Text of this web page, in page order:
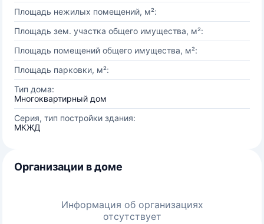
Площадь нежилых помещений, м²:
Площадь зем. участка общего имущества, м²:
Площадь помещений общего имущества, м²:
Площадь парковки, м²:
Тип дома:
Многоквартирный дом
Серия, тип постройки здания:
МКЖД
Организации в доме
Информация об организациях
отсутствует